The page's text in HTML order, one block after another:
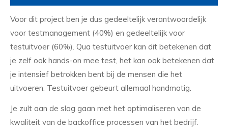
Voor dit project ben je dus gedeeltelijk verantwoordelijk
voor testmanagement (40%) en gedeeltelijk voor
testuitvoer (60%). Qua testuitvoer kan dit betekenen dat
je zelf ook hands-on mee test, het kan ook betekenen dat
je intensief betrokken bent bij de mensen die het
uitvoeren. Testuitvoer gebeurt allemaal handmatig.
Je zult aan de slag gaan met het optimaliseren van de
kwaliteit van de backoffice processen van het bedrijf.